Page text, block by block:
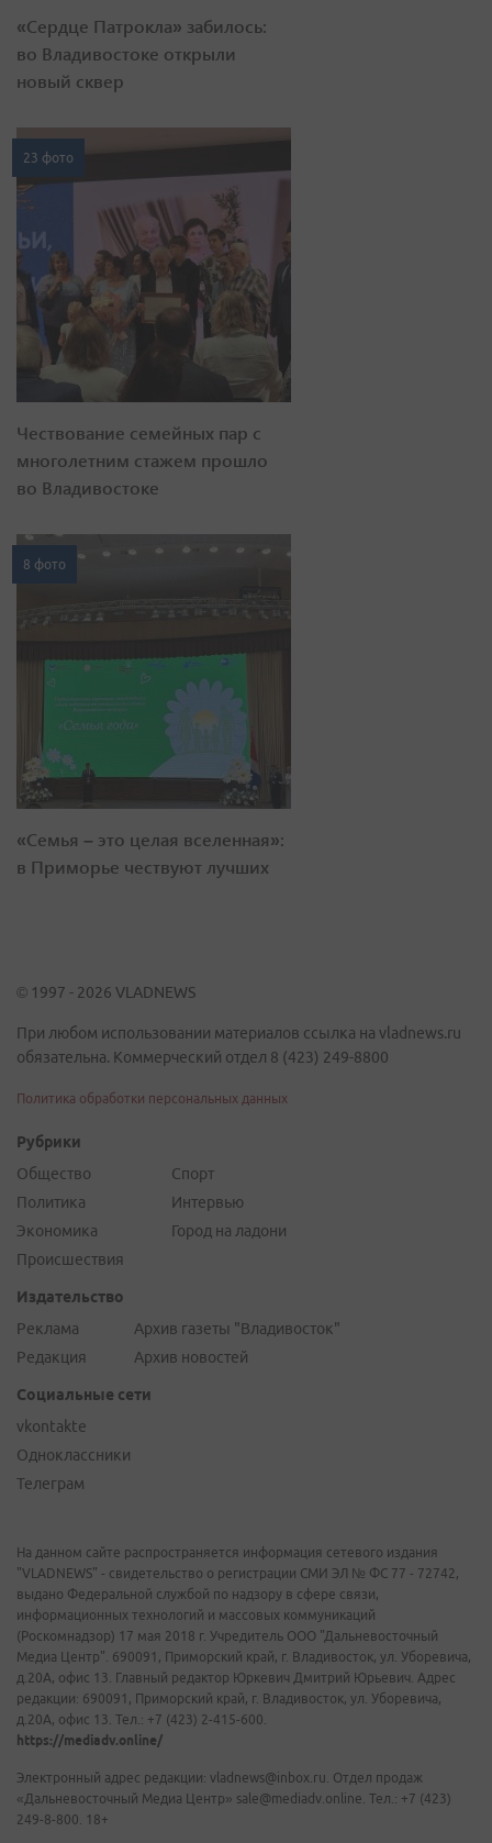
«Сердце Патрокла» забилось:
во Владивостоке открыли
новый сквер
23 фото
Чествование семейных пар с
многолетним стажем прошло
во Владивостоке
8 фото
«Семья – это целая вселенная»:
в Приморье чествуют лучших
© 1997 - 2026 VLADNEWS
При любом использовании материалов ссылка на vladnews.ru
обязательна. Коммерческий отдел 8 (423) 249-8800
Политика обработки персональных данных
Рубрики
Общество
Политика
Экономика
Происшествия
Спорт
Интервью
Город на ладони
Издательство
Реклама
Редакция
Архив газеты "Владивосток"
Архив новостей
Социальные сети
vkontakte
Одноклассники
Телеграм
На данном сайте распространяется информация сетевого издания
"VLADNEWS" - свидетельство о регистрации СМИ ЭЛ № ФС 77 - 72742,
выдано Федеральной службой по надзору в сфере связи,
информационных технологий и массовых коммуникаций
(Роскомнадзор) 17 мая 2018 г. Учредитель ООО "Дальневосточный
Медиа Центр". 690091, Приморский край, г. Владивосток, ул. Уборевича,
д.20А, офис 13. Главный редактор Юркевич Дмитрий Юрьевич. Адрес
редакции: 690091, Приморский край, г. Владивосток, ул. Уборевича,
д.20А, офис 13. Тел.: +7 (423) 2-415-600.
https://mediadv.online/
Электронный адрес редакции: vladnews@inbox.ru. Отдел продаж
«Дальневосточный Медиа Центр» sale@mediadv.online. Тел.: +7 (423)
249-8-800. 18+